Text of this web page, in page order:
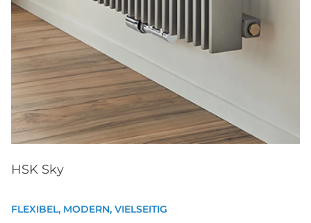
HSK Sky
FLEXIBEL, MODERN, VIELSEITIG